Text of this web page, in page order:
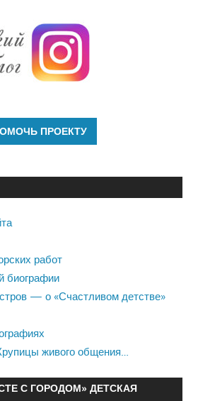
работ
биографии
— о «Счастливом детстве»
живого общения…
С ГОРОДОМ» ДЕТСКАЯ